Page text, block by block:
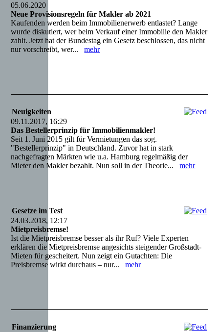
05.06.2020
Neue Provisionsregeln für Makler ab 2021
Kaufenden werden beim Immobilienerwerb entlastet? Lange
wurde diskutiert, wer beim Verkauf einer Immobilie den Makler
zahlt. Jetzt hat der Bundestag ein Gesetz beschlossen, das nicht
nur vorschreibt, wer...mehr
Neuigkeiten
09.11.2017, 16:29
Das Bestellerprinzip für Immobilienmakler!
Seit 1. Juni 2015 gilt für Vermietungen das sog.
"Bestellerprinzip" in Deutschland. Zuvor hat in stark
nachgefragten Märkten wie u.a. Hamburg regelmäßig der
Mieter den Makler bezahlt. Nun soll in der Theorie...mehr
Gesetze im Test
24.03.2018, 12:17
Mietpreisbremse!
Ist die Mietpreisbremse besser als ihr Ruf? Viele Experten
erklären die Mietpreisbremse angesichts steigender Großstadt-
Mieten für gescheitert. Nun zeigt ein Gutachten: Die
Preisbremse wirkt durchaus – nur...mehr
Finanzierung